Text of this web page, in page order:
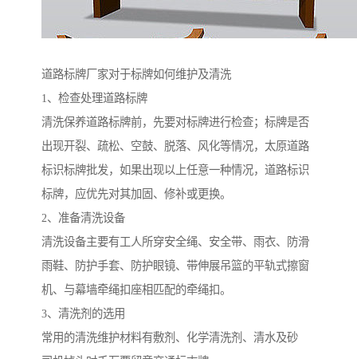
道路标牌厂家对于标牌如何维护及清洗
1、检查处理道路标牌
清洗保养道路标牌前，先要对标牌进行检查；标牌是否
出现开裂、疏松、空鼓、脱落、风化等情况，太原道路
标识标牌批发，如果出现以上任意一种情况，道路标识
标牌，应优先对其加固、修补或更换。
2、准备清洗设备
清洗设备主要有工人所穿安全绳、安全带、雨衣、防滑
雨鞋、防护手套、防护眼镜、带伸展吊篮的平轨式擦窗
机、与幕墙牵绳扣座相匹配的牵绳扣。
3、清洗剂的选用
常用的清洗维护材料有敷剂、化学清洗剂、清水及砂